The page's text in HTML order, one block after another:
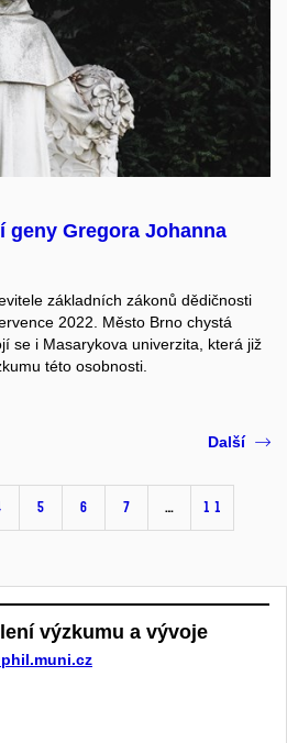
geny Gregora Johanna
základních zákonů dědičnosti
2022. Město Brno chystá
se i Masarykova univerzita, která již
této osobnosti.
5 6 7 … 11
Další
výzkumu a vývoje